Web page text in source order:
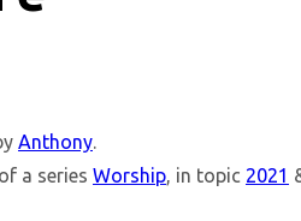
Anthony.
a series Worship, in topic 2021